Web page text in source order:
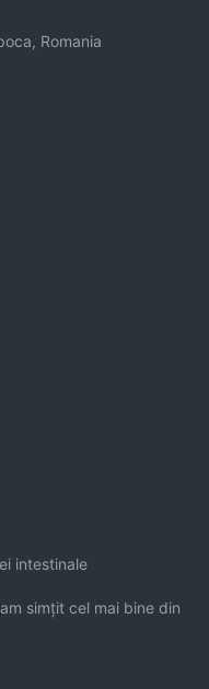
Romania
intestinale
simţit cel mai bine din